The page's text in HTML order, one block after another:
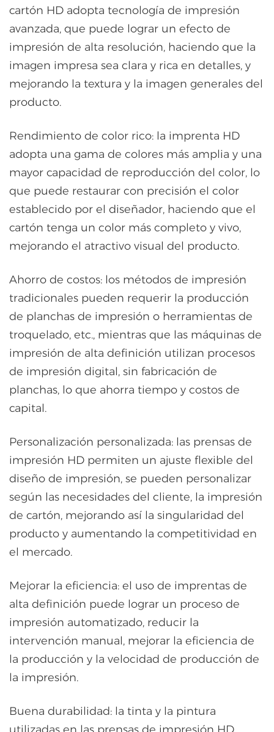
cartón HD adopta tecnología de impresión
avanzada, que puede lograr un efecto de
impresión de alta resolución, haciendo que la
imagen impresa sea clara y rica en detalles, y
mejorando la textura y la imagen generales del
producto.
Rendimiento de color rico: la imprenta HD
adopta una gama de colores más amplia y una
mayor capacidad de reproducción del color, lo
que puede restaurar con precisión el color
establecido por el diseñador, haciendo que el
cartón tenga un color más completo y vivo,
mejorando el atractivo visual del producto.
Ahorro de costos: los métodos de impresión
tradicionales pueden requerir la producción
de planchas de impresión o herramientas de
troquelado, etc., mientras que las máquinas de
impresión de alta definición utilizan procesos
de impresión digital, sin fabricación de
planchas, lo que ahorra tiempo y costos de
capital.
Personalización personalizada: las prensas de
impresión HD permiten un ajuste flexible del
diseño de impresión, se pueden personalizar
según las necesidades del cliente, la impresión
de cartón, mejorando así la singularidad del
producto y aumentando la competitividad en
el mercado.
Mejorar la eficiencia: el uso de imprentas de
alta definición puede lograr un proceso de
impresión automatizado, reducir la
intervención manual, mejorar la eficiencia de
la producción y la velocidad de producción de
la impresión.
Buena durabilidad: la tinta y la pintura